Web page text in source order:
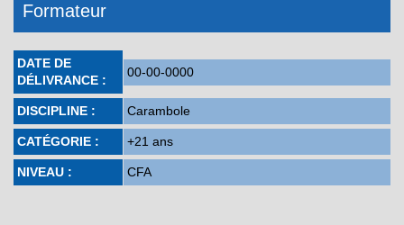
Formateur
DATE DE
DÉLIVRANCE :
00-00-0000
DISCIPLINE : Carambole
CATÉGORIE : +21 ans
NIVEAU : CFA